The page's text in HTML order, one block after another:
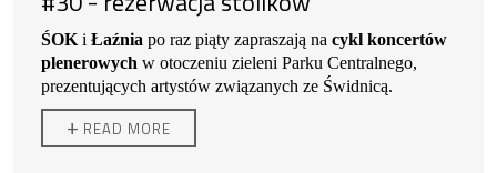
ŚOK i Łaźnia po raz piąty zapraszają na cykl koncertów
plenerowych w otoczeniu zieleni Parku Centralnego,
prezentujących artystów związanych ze Świdnicą.
ARTHUR SAMUEL
+ READ MORE